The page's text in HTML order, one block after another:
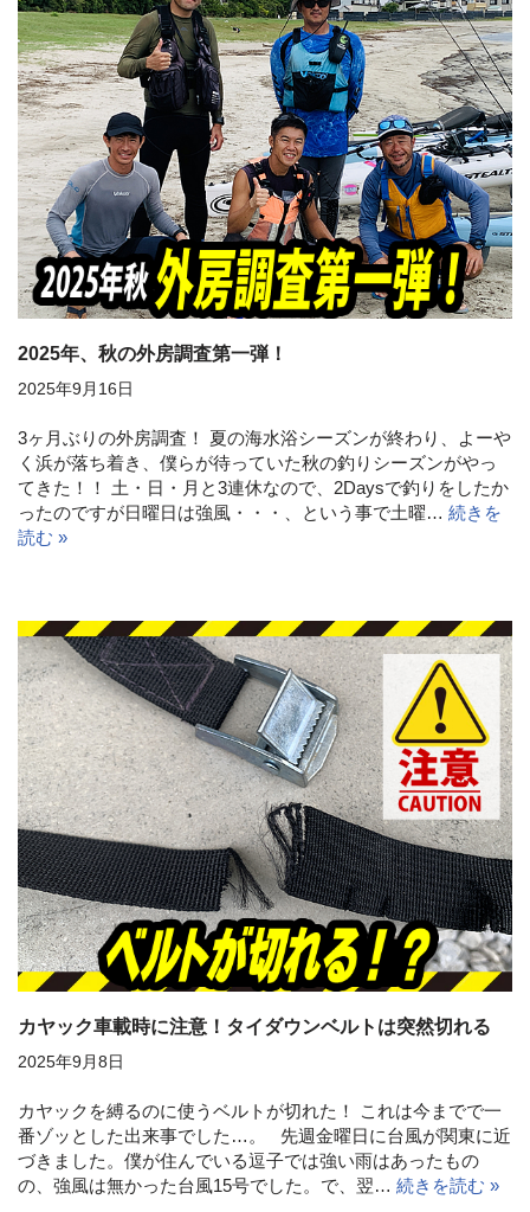
2025年、秋の外房調査第一弾！
2025年9月16日
3ヶ月ぶりの外房調査！ 夏の海水浴シーズンが終わり、よーや
く浜が落ち着き、僕らが待っていた秋の釣りシーズンがやっ
てきた！！ 土・日・月と3連休なので、2Daysで釣りをしたか
ったのですが日曜日は強風・・・、という事で土曜… 続きを
読む »
カヤック車載時に注意！タイダウンベルトは突然切れる
2025年9月8日
カヤックを縛るのに使うベルトが切れた！ これは今までで一
番ゾッとした出来事でした…。 先週金曜日に台風が関東に近
づきました。僕が住んでいる逗子では強い雨はあったもの
の、強風は無かった台風15号でした。で、翌… 続きを読む »